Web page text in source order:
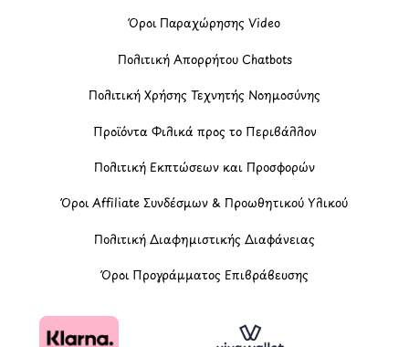
Όροι Παραχώρησης Video
Πολιτική Απορρήτου Chatbots
Πολιτική Χρήσης Τεχνητής Νοημοσύνης
Προϊόντα Φιλικά προς το Περιβάλλον
Πολιτική Εκπτώσεων και Προσφορών
Όροι Affiliate Συνδέσμων & Προωθητικού Υλικού
Πολιτική Διαφημιστικής Διαφάνειας
Όροι Προγράμματος Επιβράβευσης